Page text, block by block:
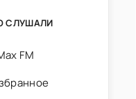
СЛУШАЛИ
FM